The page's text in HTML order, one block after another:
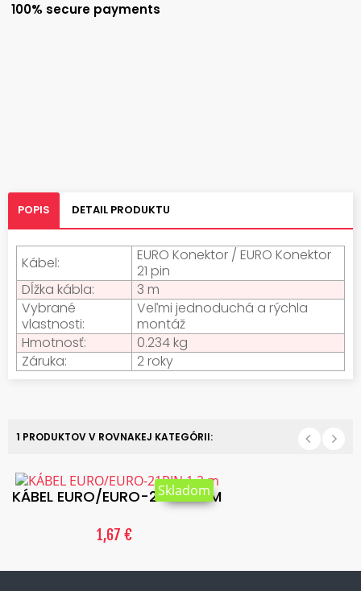
100% secure payments
POPIS DETAIL PRODUKTU
Kábel:
EURO Konektor / EURO Konektor
21 pin
Dĺžka kábla:
3 m
Vybrané
vlastnosti:
Veľmi jednoduchá a rýchla
montáž
Hmotnosť:
0.234 kg
Záruka:
2 roky
1 PRODUKTOV V ROVNAKEJ KATEGÓRII:
KÁBEL EURO/EURO-21PIN 1.2 M
1,67 €
Skladom